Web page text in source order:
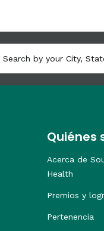
Quiénes
Acerca de
Health
Premios y
Pertenencia